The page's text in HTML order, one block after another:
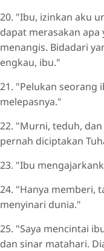
20. "Ibu, izinkan aku
dapat merasakan
menangis. Bidadari
engkau, ibu."
21. "Pelukan seorang
melepasnya."
22. "Murni, teduh,
pernah diciptakan
23. "Ibu
24. "Hanya memberi,
menyinari dunia."
25. "Saya mencintai
dan sinar matahari.